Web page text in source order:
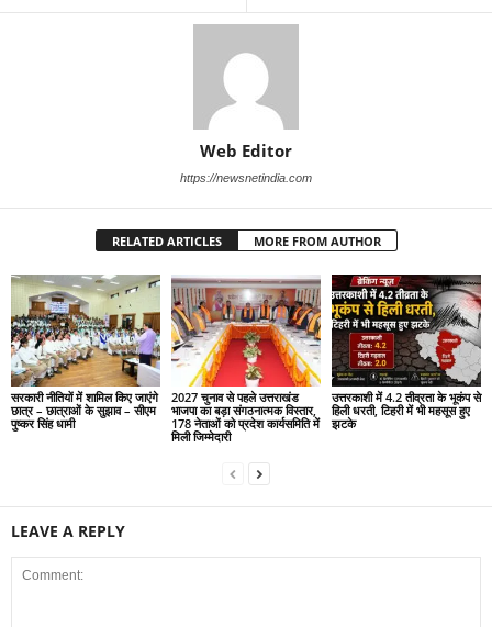
Web Editor
https://newsnetindia.com
RELATED ARTICLES MORE FROM AUTHOR
सरकारी नीतियों में शामिल किए जाएंगे
छात्र – छात्राओं के सुझाव – सीएम
पुष्कर सिंह धामी
2027 चुनाव से पहले उत्तराखंड
भाजपा का बड़ा संगठनात्मक विस्तार,
178 नेताओं को प्रदेश कार्यसमिति में
मिली जिम्मेदारी
उत्तरकाशी में 4.2 तीव्रता के भूकंप से
हिली धरती, टिहरी में भी महसूस हुए
झटके
LEAVE A REPLY